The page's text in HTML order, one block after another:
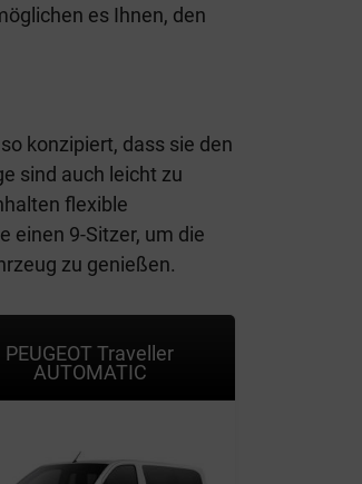
es Ihnen, den
konzipiert, dass sie den
sind auch leicht zu
flexible
einen 9-Sitzer, um die
zu genießen.
PEUGEOT Traveller
AUTOMATIC